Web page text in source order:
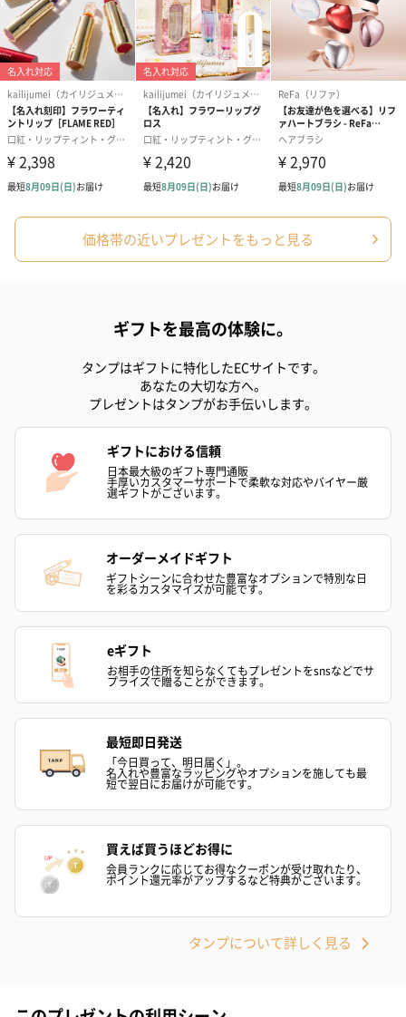
花束ハンドタオル（ピ
ンク）（1,760円）
花束ハンドタオル（ブ
ルー）（1,760円）
花束ハンドタ
ワイト）（
おつまみ・その他
す。
いぶりがっことチーズ
のオイル漬（981円）
ごろっとうまみ チーズ
のオイル漬（塩麹&レモ
ン）（981円）
円）
価格帯の近いプレゼントをもっと見る
ギフトを最高の体験に。
タンプはギフトに特化したECサイトです。
あなたの大切な方へ。
プレゼントはタンプがお手伝いします。
ギフトにおける信頼
日本最大級のギフト専門通販
手厚いカスタマーサポートで柔軟な対応やバイヤー厳
選ギフトがございます。
オーダーメイドギフト
ギフトシーンに合わせた豊富なオプションで特別な日
を彩るカスタマイズが可能です。
eギフト
お相手の住所を知らなくてもプレゼントをsnsなどでサ
プライズで贈ることができます。
最短即日発送
「今日買って、明日届く」。
名入れや豊富なラッピングやオプションを施しても最
短で翌日にお届けが可能です。
買えば買うほどお得に
会員ランクに応じてお得なクーポンが受け取れたり、
ポイント還元率がアップするなど特典がございます。
タンプについて詳しく見る